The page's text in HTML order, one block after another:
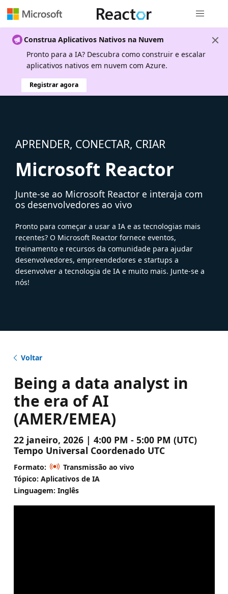
Construa Aplicativos Nativos na Nuvem
Pronto para a IA? Descubra como construir e escalar
aplicativos nativos em nuvem com Azure.
Registrar agora
APRENDER, CONECTAR, CRIAR
Microsoft Reactor
Junte-se ao Microsoft Reactor e interaja com
os desenvolvedores ao vivo
Pronto para começar a usar a IA e as tecnologias mais
recentes? O Microsoft Reactor fornece eventos,
treinamento e recursos da comunidade para ajudar
desenvolvedores, empreendedores e startups a
desenvolver a tecnologia de IA e muito mais. Junte-se a
nós!
Voltar
Being a data analyst in
the era of AI
(AMER/EMEA)
22 janeiro, 2026 | 4:00 PM - 5:00 PM (UTC)
Tempo Universal Coordenado UTC
Formato:
Transmissão ao vivo
Tópico: Aplicativos de IA
Linguagem: Inglês